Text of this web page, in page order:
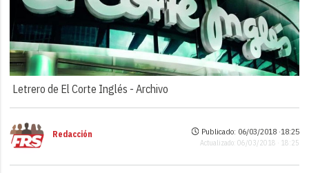
Letrero de El Corte Inglés -Archivo
Redacción Publicado: 06/03/2018 ·18:25
Actualizado: 06/03/2018 · 18:25